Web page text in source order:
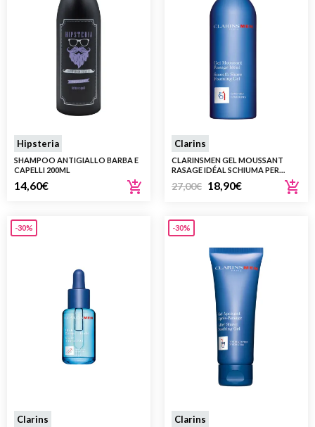
Hipsteria
SHAMPOO ANTIGIALLO BARBA E
CAPELLI 200ML
14,60€
Clarins
CLARINSMEN GEL MOUSSANT
RASAGE IDÉAL SCHIUMA PER
27,00€ 18,90€
-30%
Clarins
-30%
Clarins